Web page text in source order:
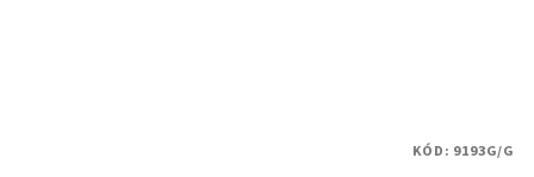
KÓD: 9193G/G